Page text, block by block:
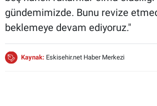
gündemimizde. Bunu revize
beklemeye devam ediyoruz."
Kaynak: Eskisehir.net Haber Merkezi